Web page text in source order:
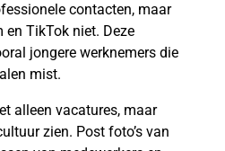
contacten, maar
TikTok niet. Deze
jongere werknemers die
mist.
alleen vacatures, maar
zien. Post foto’s van